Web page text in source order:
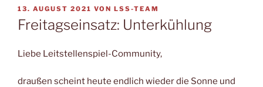
VERÖFFENTLICHT
AM
13. AUGUST 2021 VON LSS-TEAM
Freitagseinsatz: Unterkühlung
Liebe Leitstellenspiel-Community,
draußen scheint heute endlich wieder die Sonne und